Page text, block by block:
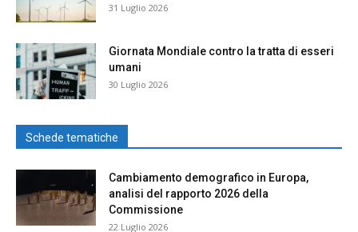
31 Luglio 2026
Giornata Mondiale contro la tratta di esseri
umani
30 Luglio 2026
Schede tematiche
Cambiamento demografico in Europa,
analisi del rapporto 2026 della
Commissione
22 Luglio 2026